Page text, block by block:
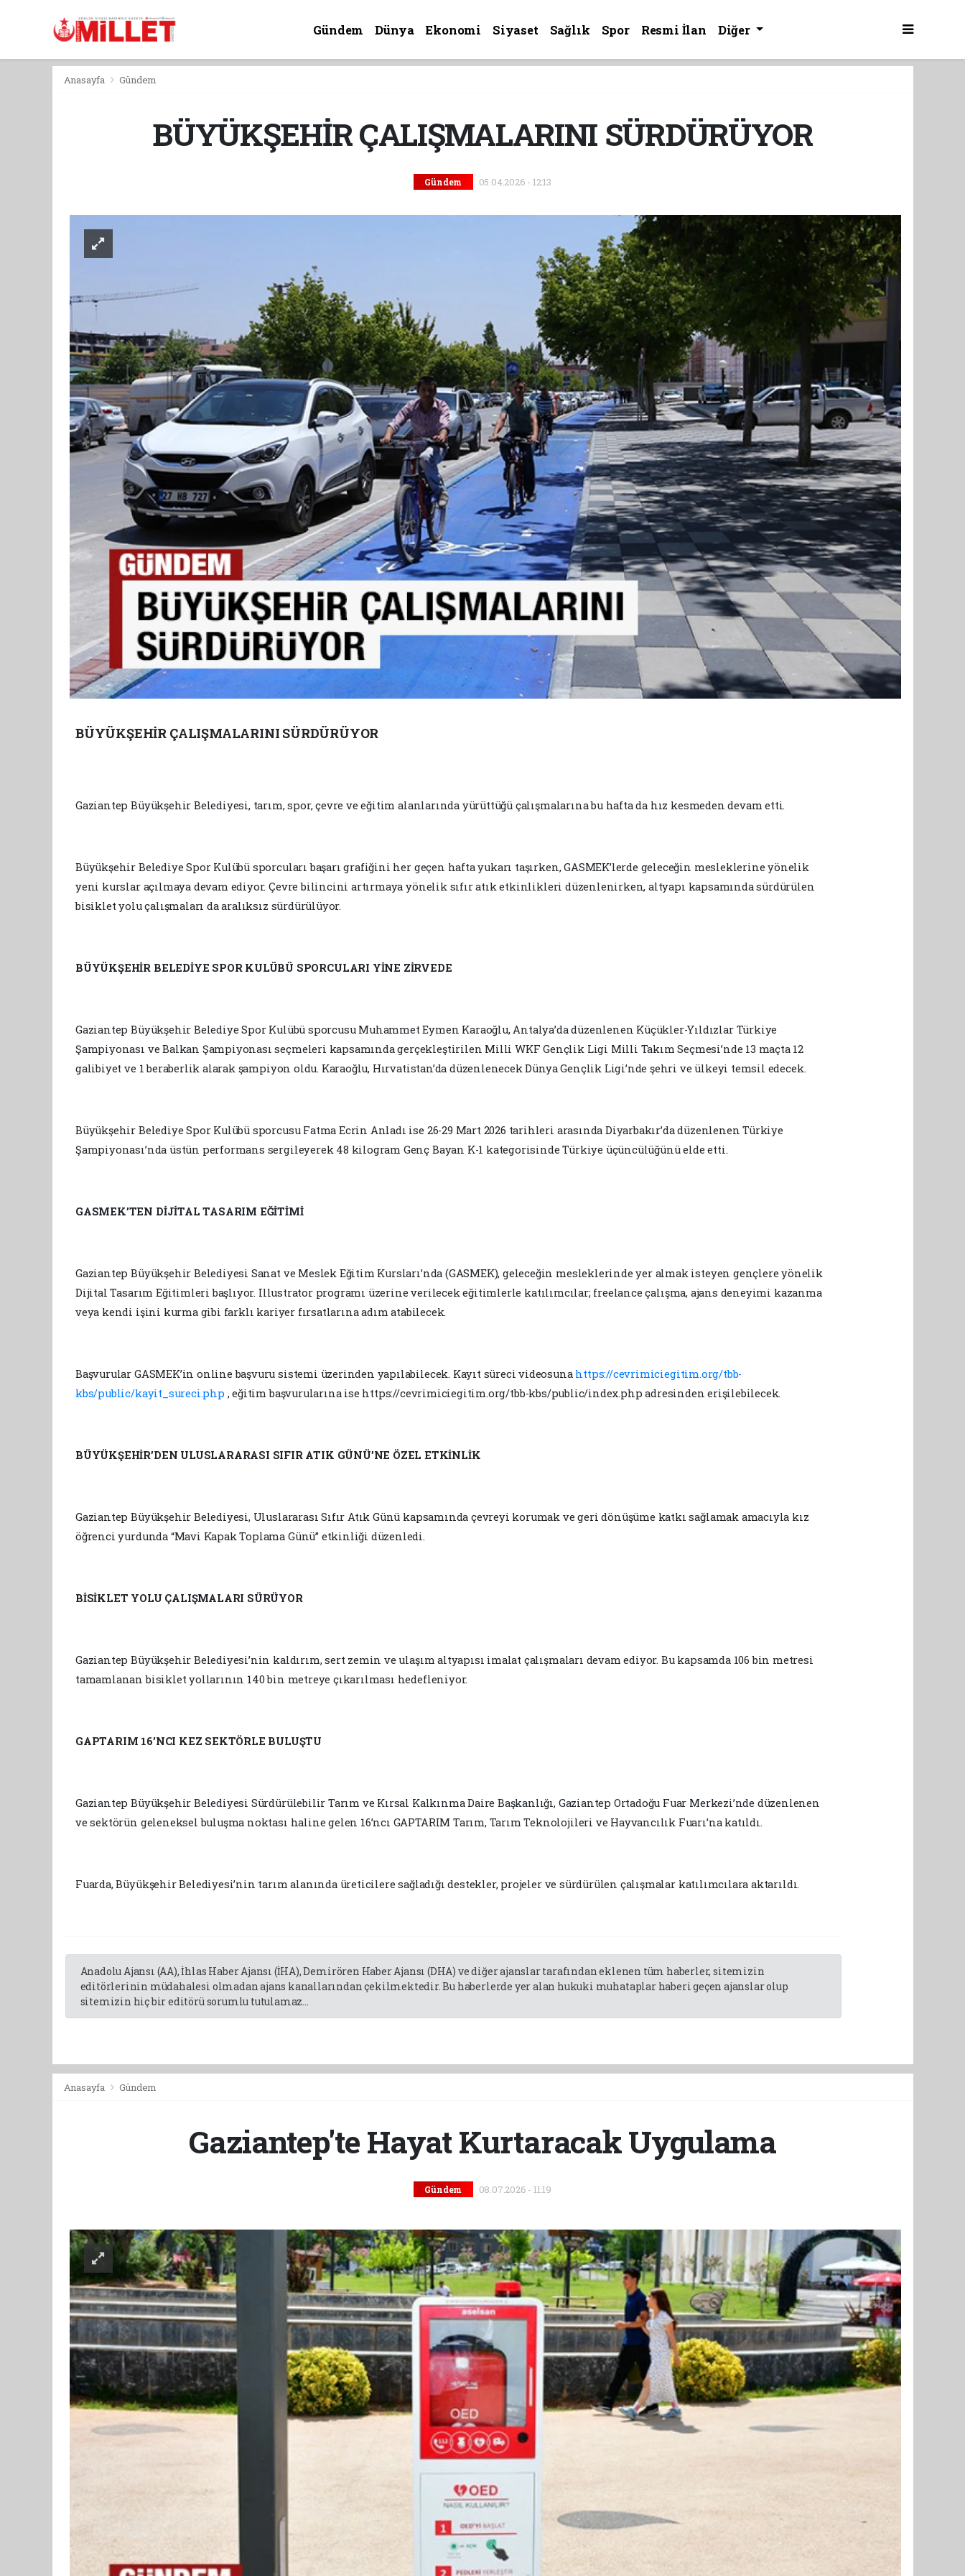
Gündem Dünya Ekonomi Siyaset Sağlık Spor Resmi İlan Diğer
Anasayfa Gündem
BÜYÜKŞEHİR ÇALIŞMALARINI SÜRDÜRÜYOR
Gündem 05.04.2026 - 12:13
BÜYÜKŞEHİR ÇALIŞMALARINI SÜRDÜRÜYOR
Gaziantep Büyükşehir Belediyesi, tarım, spor, çevre ve eğitim alanlarında yürüttüğü çalışmalarına bu hafta da hız kesmeden devam etti.
Büyükşehir Belediye Spor Kulübü sporcuları başarı grafiğini her geçen hafta yukarı taşırken, GASMEK’lerde geleceğin mesleklerine yönelik
yeni kurslar açılmaya devam ediyor. Çevre bilincini artırmaya yönelik sıfır atık etkinlikleri düzenlenirken, altyapı kapsamında sürdürülen
bisiklet yolu çalışmaları da aralıksız sürdürülüyor.
BÜYÜKŞEHİR BELEDİYE SPOR KULÜBÜ SPORCULARI YİNE ZİRVEDE
Gaziantep Büyükşehir Belediye Spor Kulübü sporcusu Muhammet Eymen Karaoğlu, Antalya’da düzenlenen Küçükler-Yıldızlar Türkiye
Şampiyonası ve Balkan Şampiyonası seçmeleri kapsamında gerçekleştirilen Milli WKF Gençlik Ligi Milli Takım Seçmesi’nde 13 maçta 12
galibiyet ve 1 beraberlik alarak şampiyon oldu. Karaoğlu, Hırvatistan’da düzenlenecek Dünya Gençlik Ligi’nde şehri ve ülkeyi temsil edecek.
Büyükşehir Belediye Spor Kulübü sporcusu Fatma Ecrin Anladı ise 26-29 Mart 2026 tarihleri arasında Diyarbakır’da düzenlenen Türkiye
Şampiyonası’nda üstün performans sergileyerek 48 kilogram Genç Bayan K-1 kategorisinde Türkiye üçüncülüğünü elde etti.
GASMEK’TEN DİJİTAL TASARIM EĞİTİMİ
Gaziantep Büyükşehir Belediyesi Sanat ve Meslek Eğitim Kursları’nda (GASMEK), geleceğin mesleklerinde yer almak isteyen gençlere yönelik
Dijital Tasarım Eğitimleri başlıyor. Illustrator programı üzerine verilecek eğitimlerle katılımcılar; freelance çalışma, ajans deneyimi kazanma
veya kendi işini kurma gibi farklı kariyer fırsatlarına adım atabilecek.
Başvurular GASMEK’in online başvuru sistemi üzerinden yapılabilecek. Kayıt süreci videosuna https://cevrimiciegitim.org/tbb-
kbs/public/kayit_sureci.php , eğitim başvurularına ise https://cevrimiciegitim.org/tbb-kbs/public/index.php adresinden erişilebilecek.
BÜYÜKŞEHİR’DEN ULUSLARARASI SIFIR ATIK GÜNÜ’NE ÖZEL ETKİNLİK
Gaziantep Büyükşehir Belediyesi, Uluslararası Sıfır Atık Günü kapsamında çevreyi korumak ve geri dönüşüme katkı sağlamak amacıyla kız
öğrenci yurdunda “Mavi Kapak Toplama Günü” etkinliği düzenledi.
BİSİKLET YOLU ÇALIŞMALARI SÜRÜYOR
Gaziantep Büyükşehir Belediyesi’nin kaldırım, sert zemin ve ulaşım altyapısı imalat çalışmaları devam ediyor. Bu kapsamda 106 bin metresi
tamamlanan bisiklet yollarının 140 bin metreye çıkarılması hedefleniyor.
GAPTARIM 16’NCI KEZ SEKTÖRLE BULUŞTU
Gaziantep Büyükşehir Belediyesi Sürdürülebilir Tarım ve Kırsal Kalkınma Daire Başkanlığı, Gaziantep Ortadoğu Fuar Merkezi’nde düzenlenen
ve sektörün geleneksel buluşma noktası haline gelen 16’ncı GAPTARIM Tarım, Tarım Teknolojileri ve Hayvancılık Fuarı’na katıldı.
Fuarda, Büyükşehir Belediyesi’nin tarım alanında üreticilere sağladığı destekler, projeler ve sürdürülen çalışmalar katılımcılara aktarıldı.
Anadolu Ajansı (AA), İhlas Haber Ajansı (İHA), Demirören Haber Ajansı (DHA) ve diğer ajanslar tarafından eklenen tüm haberler, sitemizin
editörlerinin müdahalesi olmadan ajans kanallarından çekilmektedir. Bu haberlerde yer alan hukuki muhataplar haberi geçen ajanslar olup
sitemizin hiç bir editörü sorumlu tutulamaz...
Anasayfa Gündem
Gaziantep'te Hayat Kurtaracak Uygulama
Gündem 08.07.2026 - 11:19